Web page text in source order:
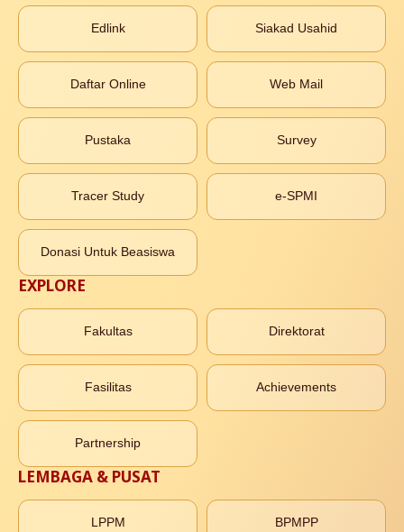
Edlink Siakad Usahid
Daftar Online Web Mail
Pustaka Survey
Tracer Study e-SPMI
Donasi Untuk Beasiswa
EXPLORE
Fakultas Direktorat
Fasilitas Achievements
Partnership
LEMBAGA & PUSAT
LPPM BPMPP